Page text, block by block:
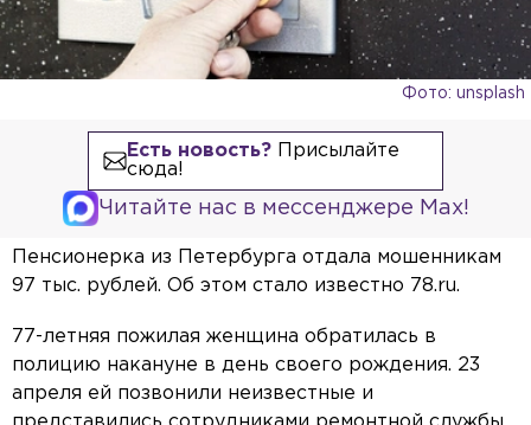
Фото: unsplash
Есть новость?Присылайте
сюда!
Читайте нас в мессенджере Max!
Пенсионерка из Петербурга отдала мошенникам
97 тыс. рублей. Об этом стало известно 78.ru.
77-летняя пожилая женщина обратилась в
полицию накануне в день своего рождения. 23
апреля ей позвонили неизвестные и
представились сотрудниками ремонтной службы.